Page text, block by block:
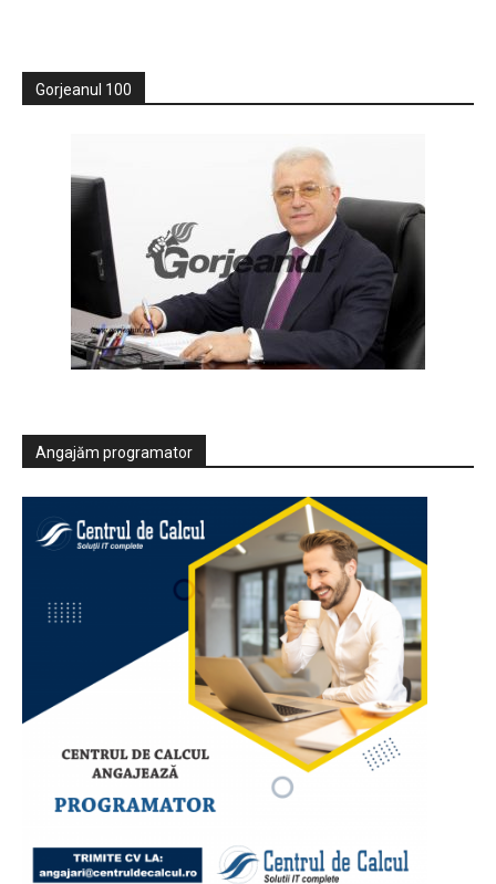
Gorjeanul 100
Angajăm programator